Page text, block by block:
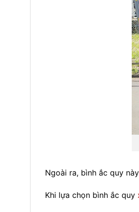
Ngoài ra, bình ắc quy
Khi lựa chọn bình ắc quy